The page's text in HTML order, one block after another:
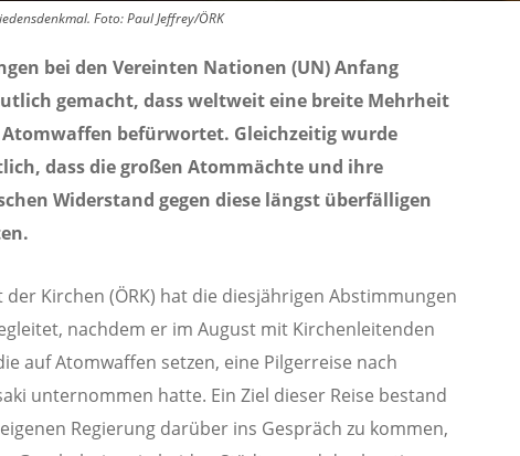
Foto: Paul Jeffrey/ÖRK
bei den Vereinten Nationen (UN) Anfang
gemacht, dass weltweit eine breite Mehrheit
befürwortet. Gleichzeitig wurde
dass die großen Atommächte und ihre
Widerstand gegen diese längst überfälligen
der Kirchen (ÖRK) hat die diesjährigen Abstimmungen
nachdem er im August mit Kirchenleitenden
auf Atomwaffen setzen, eine Pilgerreise nach
unternommen hatte. Ein Ziel dieser Reise bestand
Regierung darüber ins Gespräch zu kommen,